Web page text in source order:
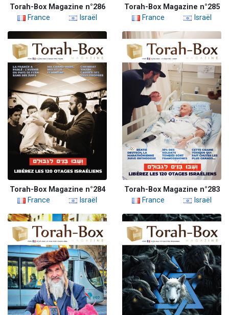
Torah-Box Magazine n°286
France
Israël
Torah-Box Magazine n°285
France
Israël
Torah-Box Magazine n°284
France
Israël
Torah-Box Magazine n°283
France
Israël